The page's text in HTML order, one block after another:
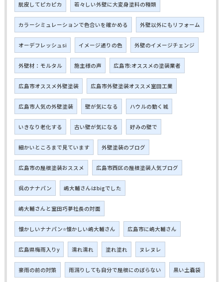
脱皮してピカピカ 若々しい外壁に大変身塗料の種類
カラーシミュレーションで色合いを確かめる 外壁以外にもリフォーム
オーデフレッシュsi イメージ通りの色 外壁のイメージチェンジ
外壁材：モルタル 施主様の声 広島市:オススメの塗装業者
広島市オススメ外壁塗装 広島市外壁塗装オススメ室田工業
広島市人気の外壁塗装 壁が気になる ハウルの動く城
いきなり老化する 古い壁が気になる 好みの壁で
細かいところまで見ています 外壁塗装のブログ
広島市の屋根塗装おススメ 広島市西区の屋根塗装人気ブログ
呉のナナパン 嶋大輔さんはbigでした
嶋大輔さんと室田巧夢社長の対面
懐かしいナナパン⭐懐かしい嶋大輔さん 広島市に嶋大輔さん
広島県梅雨入りy 濡れ濡れ 塗れ塗れ ヌレヌレ
豪雨の前の対策 雨漏りしても自分で屋根にのぼらない 黒い土嚢袋